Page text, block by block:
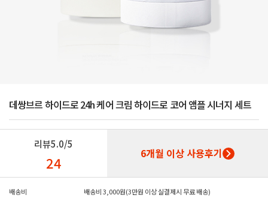
데쌍브르 하이드로 24h 케어 크림 하이드로 코어 앰플 시너지 세트
리뷰5.0/5
24 6개월 이상 사용후기
배송비
배송비 3,000원(3만원 이상 실결제시 무료 배송)